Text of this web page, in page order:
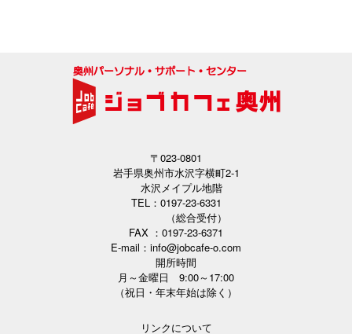
〒023-0801
岩手県奥州市水沢字横町2-1
水沢メイプル地階
TEL：0197-23-6331
（総合受付）
FAX ：0197-23-6371
E-mail：info@jobcafe-o.com
開所時間
月～金曜日 9:00～17:00
（祝日・年末年始は除く）
リンクについて